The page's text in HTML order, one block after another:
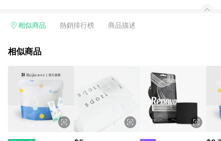
相似商品 熱銷排行榜 商品描述
相似商品